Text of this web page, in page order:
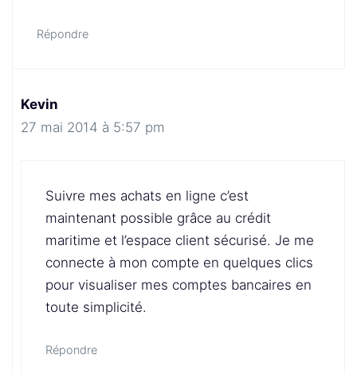
Répondre
Kevin
27 mai 2014 à 5:57 pm
Suivre mes achats en ligne c’est
maintenant possible grâce au crédit
maritime et l’espace client sécurisé. Je me
connecte à mon compte en quelques clics
pour visualiser mes comptes bancaires en
toute simplicité.
Répondre